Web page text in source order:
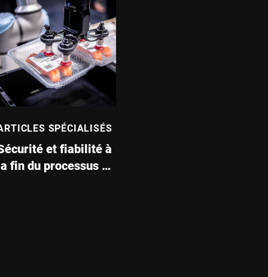
SPÉCIALISÉS
et fiabilité à
fin du processus de